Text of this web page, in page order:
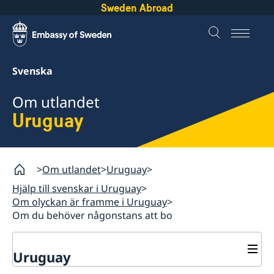
Sweden Abroad
Svenska
Om utlandet
Uruguay
Om utlandet Uruguay
Hjälp till svenskar i Uruguay
Om olyckan är framme i Uruguay
Om du behöver någonstans att bo
Uruguay